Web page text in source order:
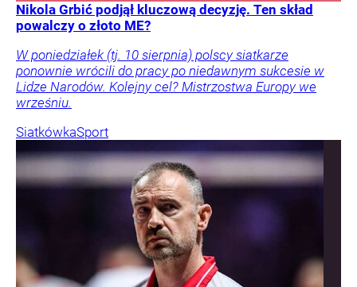
Nikola Grbić podjął kluczową decyzję. Ten skład
powalczy o złoto ME?
W poniedziałek (tj. 10 sierpnia) polscy siatkarze
ponownie wrócili do pracy po niedawnym sukcesie w
Lidze Narodów. Kolejny cel? Mistrzostwa Europy we
wrześniu.
SiatkówkaSport